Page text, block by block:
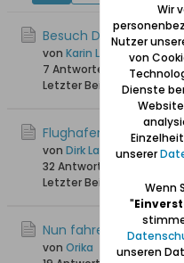
Besuch Danziger
von Karin Langereih
7 Antworten
6.737 Hits0
Letzter Beitrag
Flughafen
von Dirk Lange
32 Antworten
Letzter Beitrag
Nun fahre ich auch
von Orika
Wir
Nutzer
von
Dienste
unserer
Wenn
"
unseren